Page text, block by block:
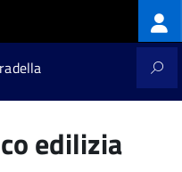
edilizia